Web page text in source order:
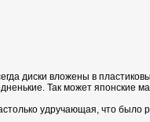
диски вложены в
Так может японские
удручающая, что было